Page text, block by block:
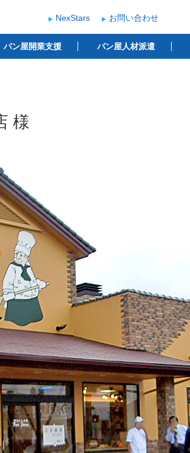
支援
NexStars お問い合わせ
パン屋開業支援 パン屋人材派遣
様